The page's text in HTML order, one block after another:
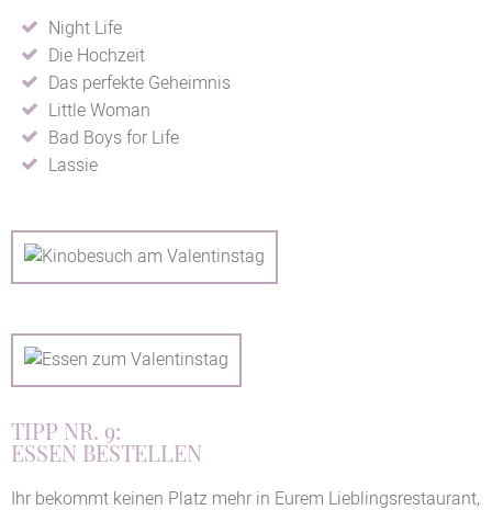
Night Life
Die Hochzeit
Das perfekte Geheimnis
Little Woman
Bad Boys for Life
Lassie
TIPP NR. 9:
ESSEN BESTELLEN
Ihr bekommt keinen Platz mehr in Eurem Lieblingsrestaurant,